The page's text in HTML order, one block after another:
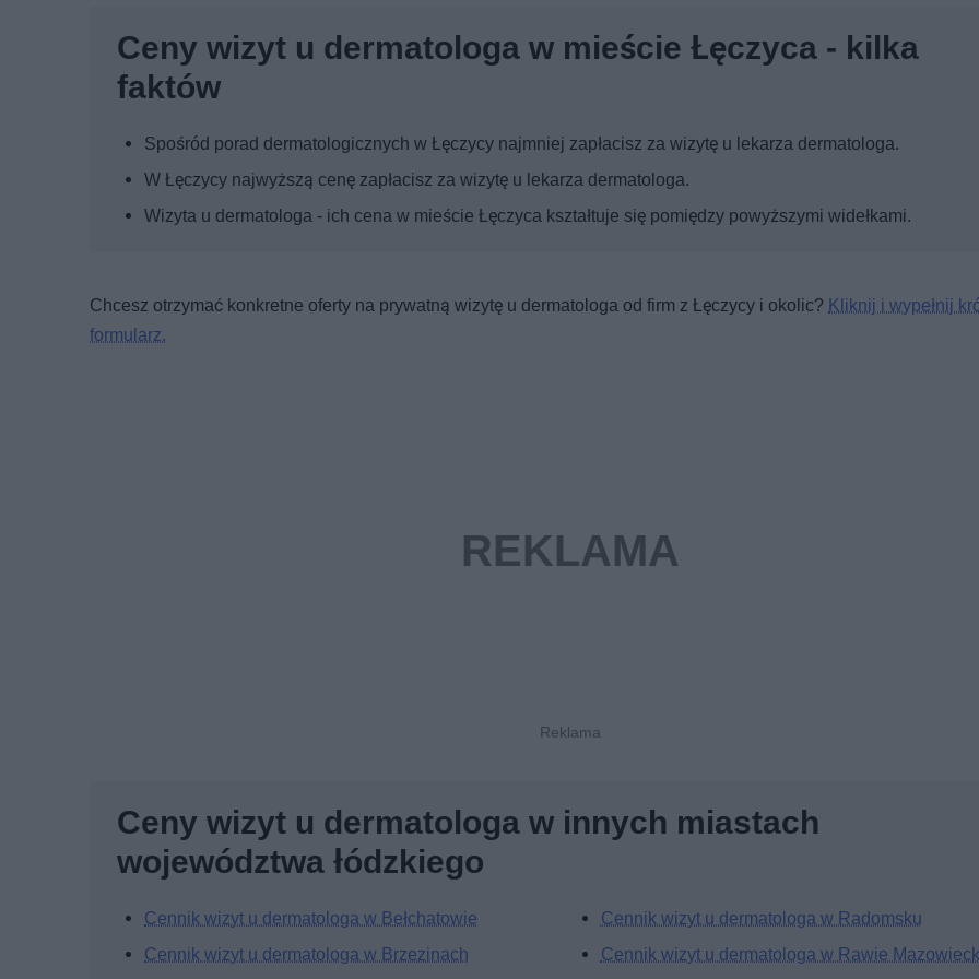
Ceny wizyt u dermatologa w mieście Łęczyca - kilka
faktów
Spośród porad dermatologicznych w Łęczycy najmniej zapłacisz za wizytę u lekarza dermatologa.
W Łęczycy najwyższą cenę zapłacisz za wizytę u lekarza dermatologa.
Wizyta u dermatologa - ich cena w mieście Łęczyca kształtuje się pomiędzy powyższymi widełkami.
Chcesz otrzymać konkretne oferty na prywatną wizytę u dermatologa od firm z Łęczycy i okolic? Kliknij i wypełnij
formularz.
Ceny wizyt u dermatologa w innych miastach
województwa łódzkiego
Cennik wizyt u dermatologa w Bełchatowie
Cennik wizyt u dermatologa w Brzezinach
Cennik wizyt u dermatologa w Radomsku
Cennik wizyt u dermatologa w Rawie